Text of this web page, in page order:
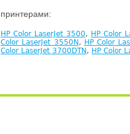
принтерами:
HP Color LaserJet 3500, HP Color
Color LaserJet 3550N , HP Color
Color LaserJet 3700DTN , HP Color